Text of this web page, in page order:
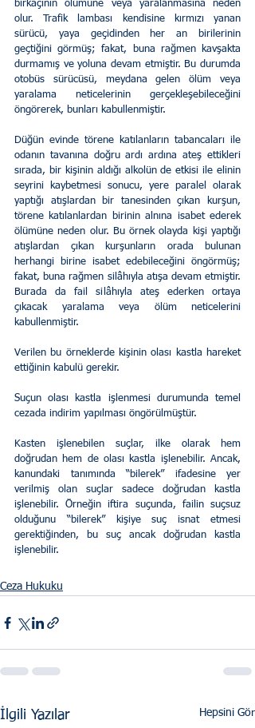
birkaçının ölümüne veya yaralanmasına neden
olur. Trafik lambası kendisine kırmızı yanan
sürücü, yaya geçidinden her an birilerinin
geçtiğini görmüş; fakat, buna rağmen kavşakta
durmamış ve yoluna devam etmiştir. Bu durumda
otobüs sürücüsü, meydana gelen ölüm veya
yaralama neticelerinin gerçekleşebileceğini
öngörerek, bunları kabullenmiştir.
Düğün evinde törene katılanların tabancaları ile
odanın tavanına doğru ardı ardına ateş ettikleri
sırada, bir kişinin aldığı alkolün de etkisi ile elinin
seyrini kaybetmesi sonucu, yere paralel olarak
yaptığı atışlardan bir tanesinden çıkan kurşun,
törene katılanlardan birinin alnına isabet ederek
ölümüne neden olur. Bu örnek olayda kişi yaptığı
atışlardan çıkan kurşunların orada bulunan
herhangi birine isabet edebileceğini öngörmüş;
fakat, buna rağmen silâhıyla atışa devam etmiştir.
Burada da fail silâhıyla ateş ederken ortaya
çıkacak yaralama veya ölüm neticelerini
kabullenmiştir.
Verilen bu örneklerde kişinin olası kastla hareket
ettiğinin kabulü gerekir.
Suçun olası kastla işlenmesi durumunda temel
cezada indirim yapılması öngörülmüştür.
Kasten işlenebilen suçlar, ilke olarak hem
doğrudan hem de olası kastla işlenebilir. Ancak,
kanundaki tanımında “bilerek” ifadesine yer
verilmiş olan suçlar sadece doğrudan kastla
işlenebilir. Örneğin iftira suçunda, failin suçsuz
olduğunu “bilerek” kişiye suç isnat etmesi
gerektiğinden, bu suç ancak doğrudan kastla
işlenebilir.
Ceza Hukuku
İlgili Yazılar Hepsini Gör